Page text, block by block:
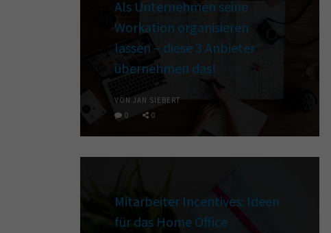
Als Unternehmen seine
Workation organisieren
lassen – diese 3 Anbieter
übernehmen das!
VON JAN SIEBERT
0
0
Mitarbeiter Incentives: Ideen
für das Home Office